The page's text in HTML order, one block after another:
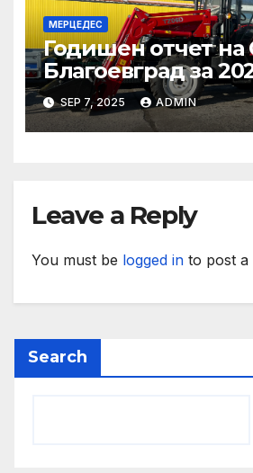
МЕРЦЕДЕС
Годишен отчет
Благоевград за
Стабилно
състояние, ръст на
приходите и
социални проекти
SEP 7, 2025 ADMIN
Leave a Reply
You must be logged in to post a
Search